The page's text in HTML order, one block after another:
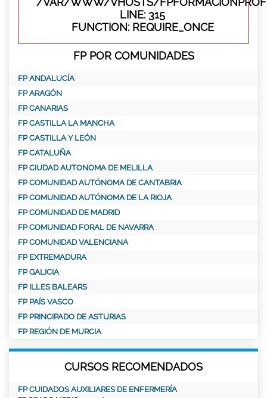
LINE: 315
FUNCTION: REQUIRE_ONCE
FP POR COMUNIDADES
FP ANDALUCÍA
FP ARAGÓN
FP CANARIAS
FP CASTILLA LA MANCHA
FP CASTILLA Y LEÓN
FP CATALUÑA
FP CIUDAD AUTONOMA DE MELILLA
FP COMUNIDAD AUTÓNOMA DE CANTABRIA
FP COMUNIDAD AUTÓNOMA DE LA RIOJA
FP COMUNIDAD DE MADRID
FP COMUNIDAD FORAL DE NAVARRA
FP COMUNIDAD VALENCIANA
FP EXTREMADURA
FP GALICIA
FP ILLES BALEARS
FP PAÍS VASCO
FP PRINCIPADO DE ASTURIAS
FP REGIÓN DE MURCIA
CURSOS RECOMENDADOS
FP CUIDADOS AUXILIARES DE ENFERMERÍA